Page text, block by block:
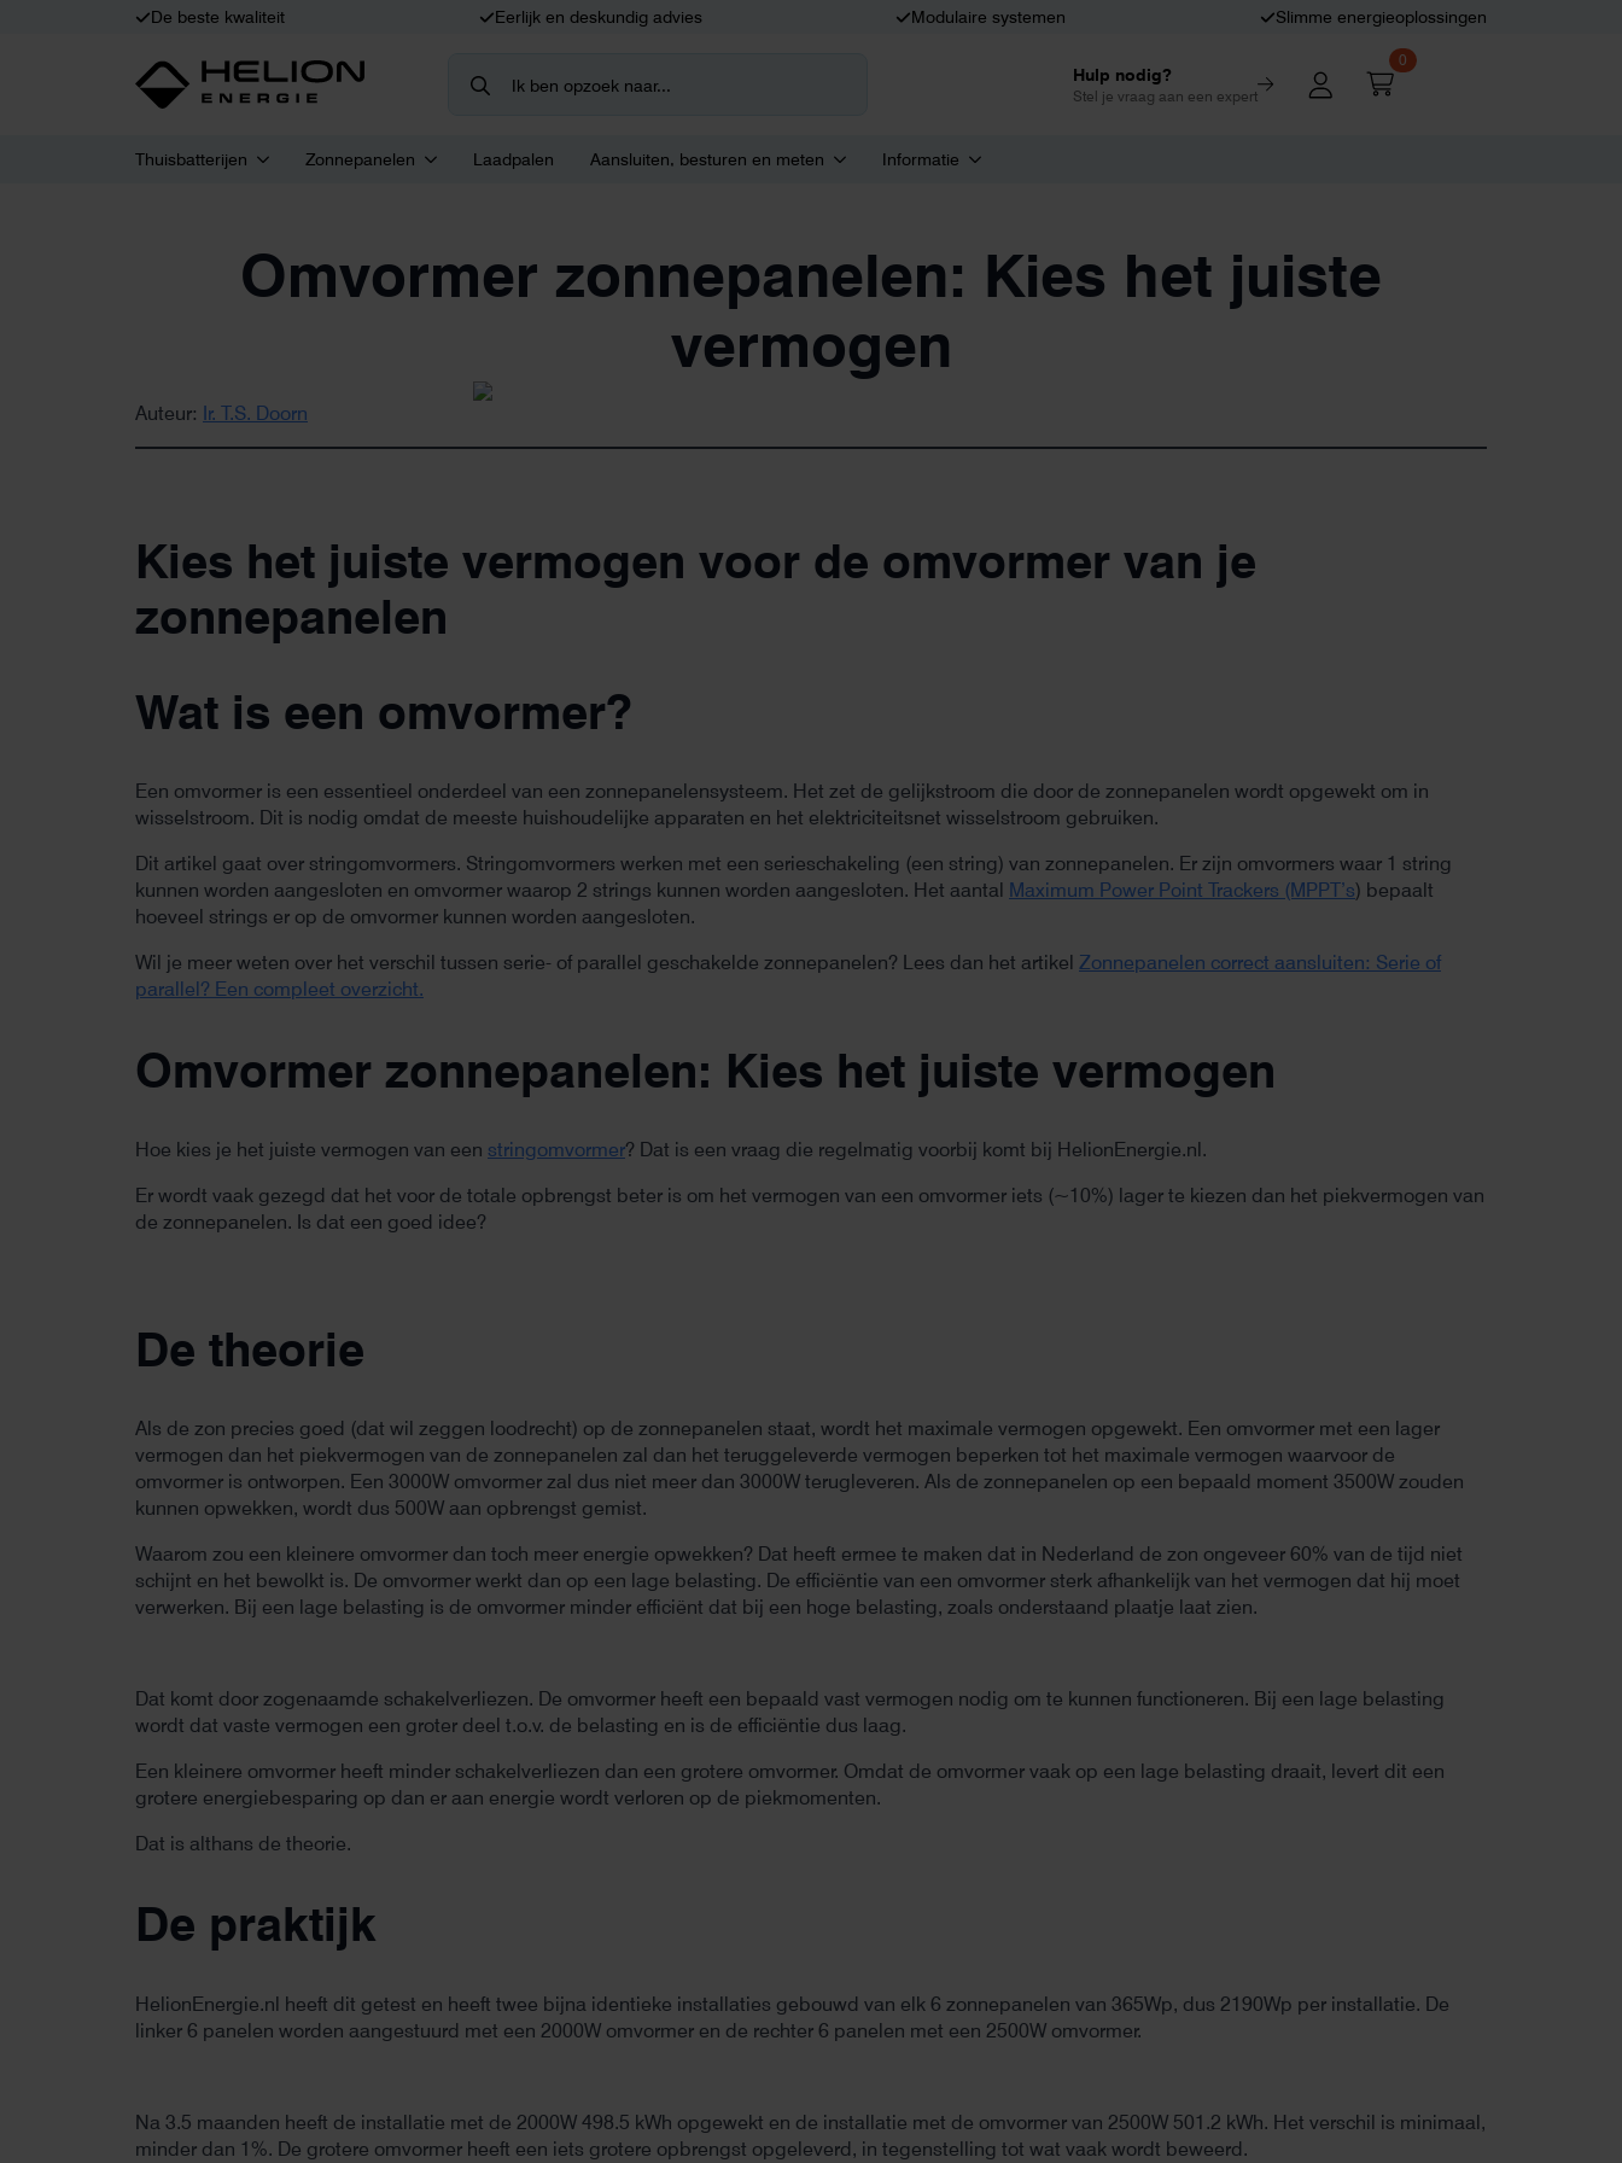
De beste kwaliteit Eerlijk en deskundig advies Modulaire systemen Slimme energieoplossingen
for:
Hulp nodig?
Stel je vraag aan een expert
0
Thuisbatterijen Zonnepanelen Laadpalen Aansluiten, besturen en meten Informatie
Omvormer zonnepanelen: Kies het juiste
vermogen
Auteur: Ir. T.S. Doorn
Kies het juiste vermogen voor de omvormer van je
zonnepanelen
Wat is een omvormer?
Een omvormer is een essentieel onderdeel van een zonnepanelensysteem. Het zet de gelijkstroom die door de zonnepanelen wordt opgewekt om in
wisselstroom. Dit is nodig omdat de meeste huishoudelijke apparaten en het elektriciteitsnet wisselstroom gebruiken.
Dit artikel gaat over stringomvormers. Stringomvormers werken met een serieschakeling (een string) van zonnepanelen. Er zijn omvormers waar 1 string
kunnen worden aangesloten en omvormer waarop 2 strings kunnen worden aangesloten. Het aantal Maximum Power Point Trackers (MPPT’s) bepaalt
hoeveel strings er op de omvormer kunnen worden aangesloten.
Wil je meer weten over het verschil tussen serie- of parallel geschakelde zonnepanelen? Lees dan het artikel Zonnepanelen correct aansluiten: Serie of
parallel? Een compleet overzicht.
Omvormer zonnepanelen: Kies het juiste vermogen
Hoe kies je het juiste vermogen van een stringomvormer? Dat is een vraag die regelmatig voorbij komt bij HelionEnergie.nl.
Er wordt vaak gezegd dat het voor de totale opbrengst beter is om het vermogen van een omvormer iets (~10%) lager te kiezen dan het piekvermogen van
de zonnepanelen. Is dat een goed idee?
De theorie
Als de zon precies goed (dat wil zeggen loodrecht) op de zonnepanelen staat, wordt het maximale vermogen opgewekt. Een omvormer met een lager
vermogen dan het piekvermogen van de zonnepanelen zal dan het teruggeleverde vermogen beperken tot het maximale vermogen waarvoor de
omvormer is ontworpen. Een 3000W omvormer zal dus niet meer dan 3000W terugleveren. Als de zonnepanelen op een bepaald moment 3500W zouden
kunnen opwekken, wordt dus 500W aan opbrengst gemist.
Waarom zou een kleinere omvormer dan toch meer energie opwekken? Dat heeft ermee te maken dat in Nederland de zon ongeveer 60% van de tijd niet
schijnt en het bewolkt is. De omvormer werkt dan op een lage belasting. De efficiëntie van een omvormer sterk afhankelijk van het vermogen dat hij moet
verwerken. Bij een lage belasting is de omvormer minder efficiënt dat bij een hoge belasting, zoals onderstaand plaatje laat zien.
Dat komt door zogenaamde schakelverliezen. De omvormer heeft een bepaald vast vermogen nodig om te kunnen functioneren. Bij een lage belasting
wordt dat vaste vermogen een groter deel t.o.v. de belasting en is de efficiëntie dus laag.
Een kleinere omvormer heeft minder schakelverliezen dan een grotere omvormer. Omdat de omvormer vaak op een lage belasting draait, levert dit een
grotere energiebesparing op dan er aan energie wordt verloren op de piekmomenten.
Dat is althans de theorie.
De praktijk
HelionEnergie.nl heeft dit getest en heeft twee bijna identieke installaties gebouwd van elk 6 zonnepanelen van 365Wp, dus 2190Wp per installatie. De
linker 6 panelen worden aangestuurd met een 2000W omvormer en de rechter 6 panelen met een 2500W omvormer.
Na 3.5 maanden heeft de installatie met de 2000W 498.5 kWh opgewekt en de installatie met de omvormer van 2500W 501.2 kWh. Het verschil is minimaal,
minder dan 1%. De grotere omvormer heeft een iets grotere opbrengst opgeleverd, in tegenstelling tot wat vaak wordt beweerd.